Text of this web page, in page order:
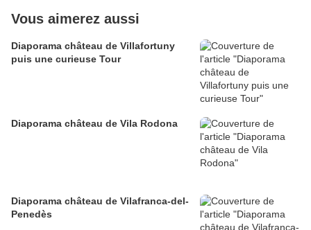
Vous aimerez aussi
Diaporama château de Villafortuny
puis une curieuse Tour
Diaporama château de Vila Rodona
Diaporama château de Vilafranca-del-
Penedès